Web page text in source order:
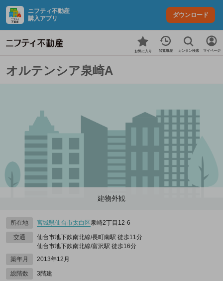
ニフティ不動産
購入アプリ
ダウンロード
お気に入り 閲覧履歴 カンタン検索 マイページ
オルテンシア泉崎A
建物外観
所在地 宮城県仙台市太白区泉崎2丁目12-6
交通
仙台市地下鉄南北線/長町南駅 徒歩11分
仙台市地下鉄南北線/富沢駅 徒歩16分
築年月
2013年12月
総階数 3階建